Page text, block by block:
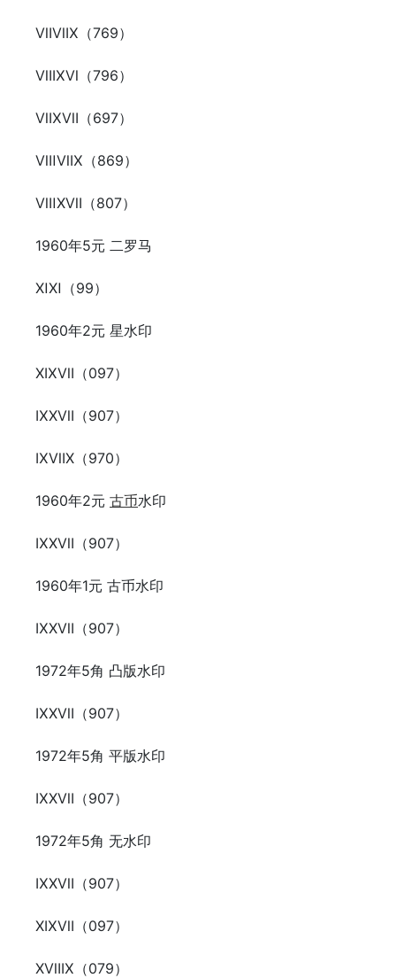
ⅦⅥⅨ（769）
ⅦⅨⅥ（796）
ⅥⅨⅦ（697）
ⅧⅥⅨ（869）
ⅧⅩⅦ（807）
1960年5元 二罗马
ⅪⅪ（99）
1960年2元 星水印
ⅩⅨⅦ（097）
ⅨⅩⅦ（907）
ⅨⅦⅩ（970）
1960年2元 古币水印
ⅨⅩⅦ（907）
1960年1元 古币水印
ⅨⅩⅦ（907）
1972年5角 凸版水印
ⅨⅩⅦ（907）
1972年5角 平版水印
ⅨⅩⅦ（907）
1972年5角 无水印
ⅨⅩⅦ（907）
ⅩⅨⅦ（097）
ⅩⅦⅨ（079）